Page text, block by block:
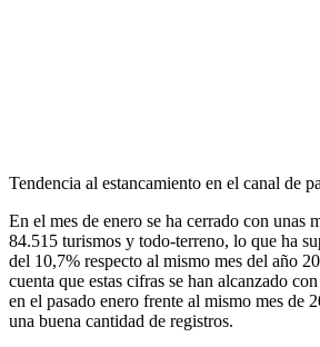
Tendencia al estancamiento en el canal de
En el mes de enero se ha cerrado con unas
84.515 turismos y todo-terreno, lo que ha
del 10,7% respecto al mismo mes del año
cuenta que estas cifras se han alcanzado
en el pasado enero frente al mismo mes de
una buena cantidad de registros.